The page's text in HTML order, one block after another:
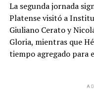
La segunda jornada
Platense visitó a
Giuliano Cerato y
Gloria, mientras que
tiempo agregado para